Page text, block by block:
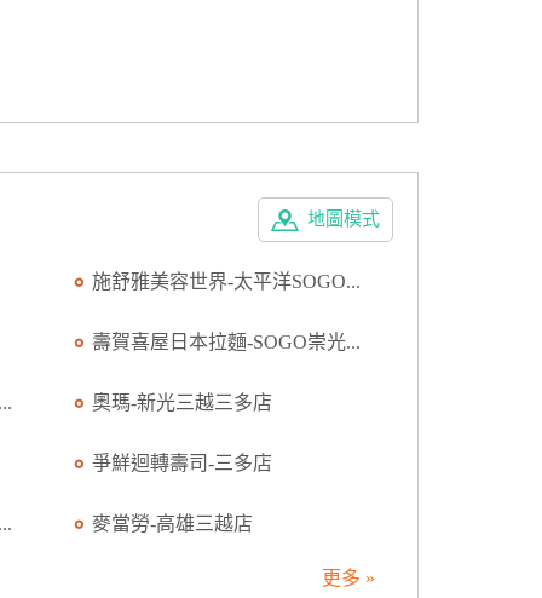
地圖模式
施舒雅美容世界-太平洋SOGO...
壽賀喜屋日本拉麵-SOGO崇光...
奧瑪-新光三越三多店
爭鮮迴轉壽司-三多店
麥當勞-高雄三越店
更多 »